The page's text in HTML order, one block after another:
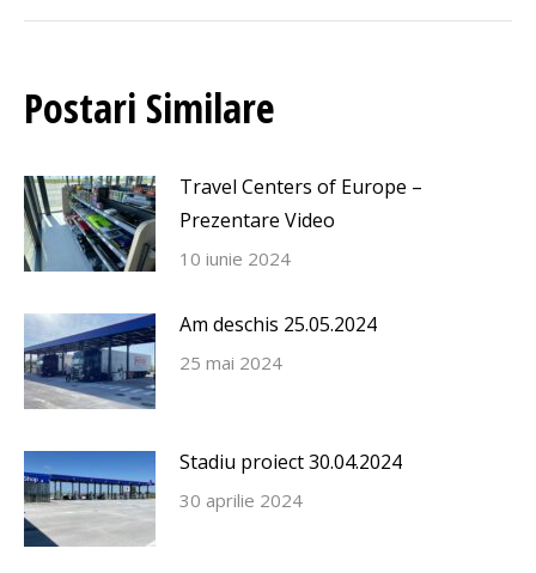
Postari Similare
Travel Centers of Europe –
Prezentare Video
10 iunie 2024
Am deschis 25.05.2024
25 mai 2024
Stadiu proiect 30.04.2024
30 aprilie 2024